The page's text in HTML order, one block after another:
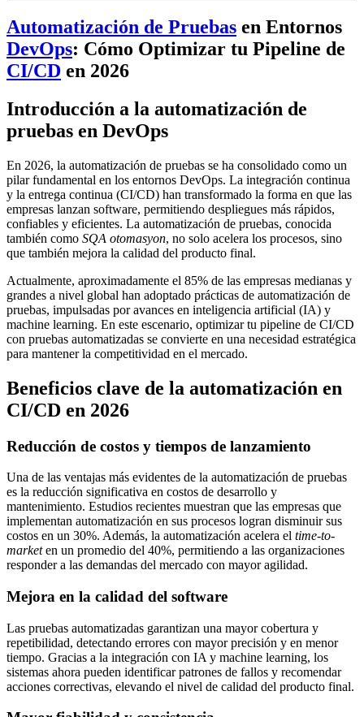
Automatización de Pruebas en Entornos
DevOps: Cómo Optimizar tu Pipeline de
CI/CD en 2026
Introducción a la automatización de
pruebas en DevOps
En 2026, la automatización de pruebas se ha consolidado como un
pilar fundamental en los entornos DevOps. La integración continua
y la entrega continua (CI/CD) han transformado la forma en que las
empresas lanzan software, permitiendo despliegues más rápidos,
confiables y eficientes. La automatización de pruebas, conocida
también como SQA otomasyon, no solo acelera los procesos, sino
que también mejora la calidad del producto final.
Actualmente, aproximadamente el 85% de las empresas medianas y
grandes a nivel global han adoptado prácticas de automatización de
pruebas, impulsadas por avances en inteligencia artificial (IA) y
machine learning. En este escenario, optimizar tu pipeline de CI/CD
con pruebas automatizadas se convierte en una necesidad estratégica
para mantener la competitividad en el mercado.
Beneficios clave de la automatización en
CI/CD en 2026
Reducción de costos y tiempos de lanzamiento
Una de las ventajas más evidentes de la automatización de pruebas
es la reducción significativa en costos de desarrollo y
mantenimiento. Estudios recientes muestran que las empresas que
implementan automatización en sus procesos logran disminuir sus
costos en un 30%. Además, la automatización acelera el time-to-
marketen un promedio del 40%, permitiendo a las organizaciones
responder a las demandas del mercado con mayor agilidad.
Mejora en la calidad del software
Las pruebas automatizadas garantizan una mayor cobertura y
repetibilidad, detectando errores con mayor precisión y en menor
tiempo. Gracias a la integración con IA y machine learning, los
sistemas ahora pueden identificar patrones de fallos y recomendar
acciones correctivas, elevando el nivel de calidad del producto final.